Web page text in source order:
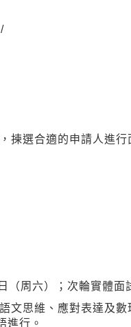
揀選合適的申請人進
周六）；次輪實體面
文思維、應對表達及
進行。